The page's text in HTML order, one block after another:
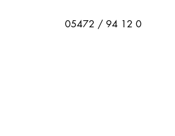
05472 / 94 12 0